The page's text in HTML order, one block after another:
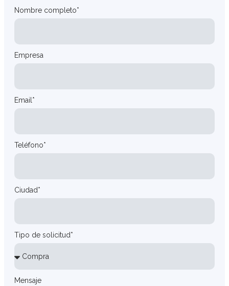
Nombre completo*
Empresa
Email*
Teléfono*
Ciudad*
Tipo de solicitud*
Mensaje